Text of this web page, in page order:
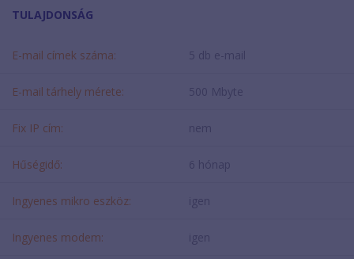
TULAJDONSÁG
E-mail címek száma: 5 db e-mail
E-mail tárhely mérete: 500 Mbyte
Fix IP cím: nem
Hűségidő: 6 hónap
Ingyenes mikro eszköz: igen
Ingyenes modem: igen